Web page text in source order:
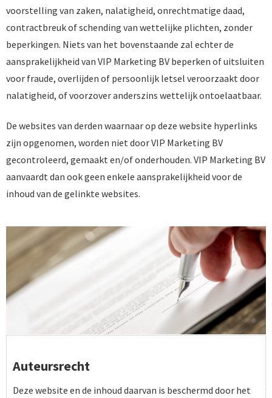
voorstelling van zaken, nalatigheid, onrechtmatige daad,
contractbreuk of schending van wettelijke plichten, zonder
beperkingen. Niets van het bovenstaande zal echter de
aansprakelijkheid van VIP Marketing BV beperken of uitsluiten
voor fraude, overlijden of persoonlijk letsel veroorzaakt door
nalatigheid, of voorzover anderszins wettelijk ontoelaatbaar.
De websites van derden waarnaar op deze website hyperlinks
zijn opgenomen, worden niet door VIP Marketing BV
gecontroleerd, gemaakt en/of onderhouden. VIP Marketing BV
aanvaardt dan ook geen enkele aansprakelijkheid voor de
inhoud van de gelinkte websites.
Auteursrecht
Deze website en de inhoud daarvan is beschermd door het